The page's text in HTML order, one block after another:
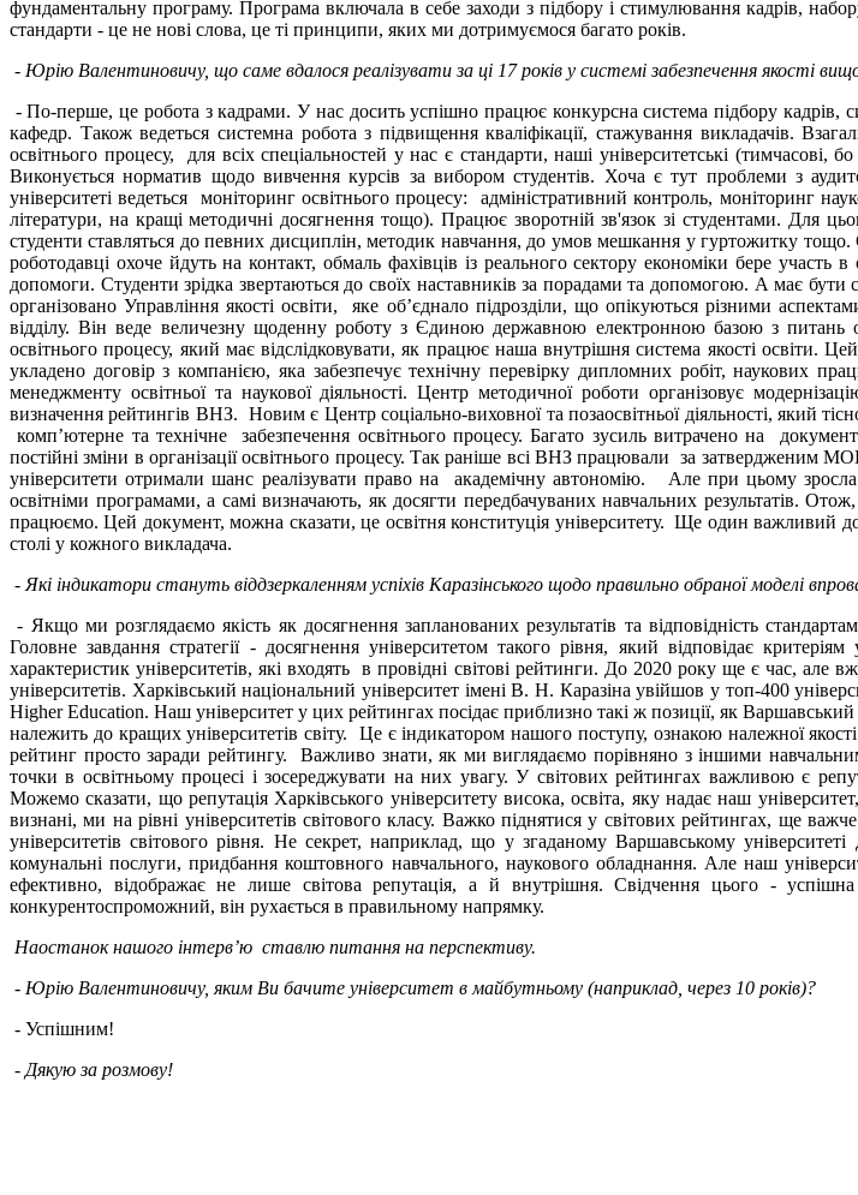
фундаментальну програму. Програма включала в себе заходи з підбору і стимулювання кадрів,
стандарти - це не нові слова, це ті принципи, яких ми дотримуємося багато років.
- Юрію Валентиновичу, що саме вдалося реалізувати за ці 17 років у системі забезпечення якості
- По-перше, це робота з кадрами. У нас досить успішно працює конкурсна система підбору кадрів,
кафедр. Також ведеться системна робота з підвищення кваліфікації, стажування викладачів.
освітнього процесу, для всіх спеціальностей у нас є стандарти, наші університетські (тимчасові,
Виконується норматив щодо вивчення курсів за вибором студентів. Хоча є тут проблеми з
університеті ведеться моніторинг освітнього процесу: адміністративний контроль, моніторинг
літератури, на кращі методичні досягнення тощо). Працює зворотній зв'язок зі студентами. Для
студенти ставляться до певних дисциплін, методик навчання, до умов мешкання у гуртожитку
роботодавці охоче йдуть на контакт, обмаль фахівців із реального сектору економіки бере
допомоги. Студенти зрідка звертаються до своїх наставників за порадами та допомогою. А має
організовано Управління якості освіти, яке об’єднало підрозділи, що опікуються різними
відділу. Він веде величезну щоденну роботу з Єдиною державною електронною базою з питань
освітнього процесу, який має відслідковувати, як працює наша внутрішня система якості освіти.
укладено договір з компанією, яка забезпечує технічну перевірку дипломних робіт, наукових
менеджменту освітньої та наукової діяльності. Центр методичної роботи організовує
визначення рейтингів ВНЗ. Новим є Центр соціально-виховної та позаосвітньої діяльності, який
комп’ютерне та технічне забезпечення освітнього процесу. Багато зусиль витрачено на
постійні зміни в організації освітнього процесу. Так раніше всі ВНЗ працювали за
університети отримали шанс реалізувати право на академічну автономію. Але при цьому
освітніми програмами, а самі визначають, як досягти передбачуваних навчальних результатів.
працюємо. Цей документ, можна сказати, це освітня конституція університету. Ще один важливий
столі у кожного викладача.
- Які індикатори стануть віддзеркаленням успіхів Каразінського щодо правильно обраної моделі
- Якщо ми розглядаємо якість як досягнення запланованих результатів та відповідність
Головне завдання стратегії - досягнення університетом такого рівня, який відповідає
характеристик університетів, які входять в провідні світові рейтинги. До 2020 року ще є час, але
університетів. Харківський національний університет імені В. Н. Каразіна увійшов у топ-400
Higher Education. Наш університет у цих рейтингах посідає приблизно такі ж позиції, як
належить до кращих університетів світу. Це є індикатором нашого поступу, ознакою належної
рейтинг просто заради рейтингу. Важливо знати, як ми виглядаємо порівняно з іншими
точки в освітньому процесі і зосереджувати на них увагу. У світових рейтингах важливою є
Можемо сказати, що репутація Харківського університету висока, освіта, яку надає наш
визнані, ми на рівні університетів світового класу. Важко піднятися у світових рейтингах, ще
університетів світового рівня. Не секрет, наприклад, що у згаданому Варшавському
комунальні послуги, придбання коштовного навчального, наукового обладнання. Але наш
ефективно, відображає не лише світова репутація, а й внутрішня. Свідчення цього -
конкурентоспроможний, він рухається в правильному напрямку.
Наостанок нашого інтерв’ю ставлю питання на перспективу.
- Юрію Валентиновичу, яким Ви бачите університет в майбутньому (наприклад, через 10 років)?
- Успішним!
- Дякую за розмову!